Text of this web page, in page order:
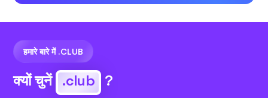
हमारे बारे में .CLUB
क्यों चुनें .club ?